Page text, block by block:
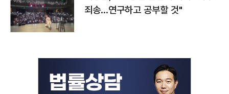
죄송…연구하고 공부할 것"